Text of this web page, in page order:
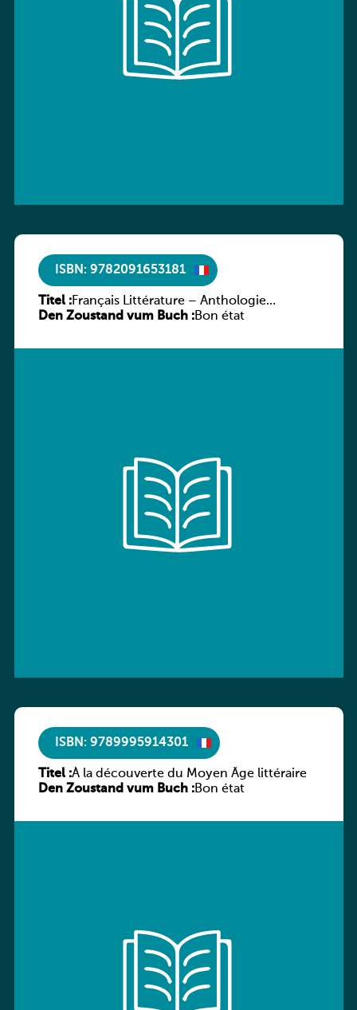
ISBN: 9782091653181
Titel :Français Littérature – Anthologie
chronologique 2de/1re
Den Zoustand vum Buch :Bon état
ISBN: 9789995914301
Titel :À la découverte du Moyen Âge littéraire
Den Zoustand vum Buch :Bon état